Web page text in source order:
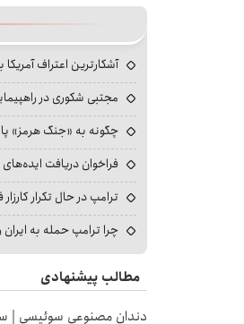
آشکارترین اعتراف
مجتبی شکوری در
چگونه به «جنگ هرمز»
فراخوان دریافت ایده‌های
ترامپ در حال تکرار
چرا ترامپ حمله به
مطالب پیشنهادی
دندان مصنوعی سوئیسی |